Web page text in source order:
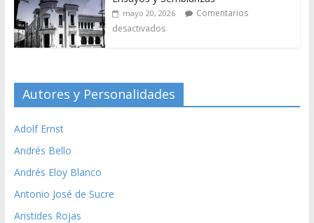
mayo 20, 2026
Comentarios
desactivados
Autores y Personalidades
Adolf Ernst
Andrés Bello
Andrés Eloy Blanco
Antonio José de Sucre
Aristides Rojas